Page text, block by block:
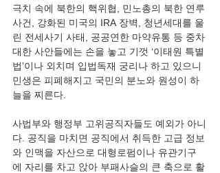
극치 속에 북한의 핵위협, 민노총의 북한 연루
사건, 강화된 미국의 IRA 장벽, 청년세대를 울
린 전세사기 사태, 공공연한 마약유통 등 중차
대한 사안들에는 손을 놓고 기껏 ‘이태원 특별
법’이나 외치며 입법독재 궁리나 하고 있으니
민생은 피폐해지고 국민의 분노와 원성이 하
늘을 찌른다.
사법부와 행정부 고위공직자들도 예외가 아니
다. 공직을 마치면 공직에서 취득한 고급 정보
와 인맥을 자산으로 대형로펌이나 유관기구
에 자리를 차고 앉아 부패사슬의 큰 축으로 활